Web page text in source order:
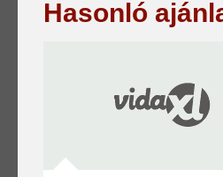
Hasonló